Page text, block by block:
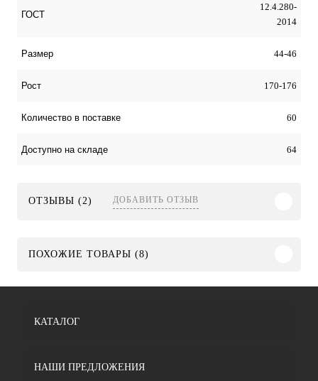
ГОСТ
12.4.280-
2014
Размер 44-46
Рост 170-176
Количество в поставке 60
Доступно на складе 64
ОТЗЫВЫ (2) ДОБАВИТЬ ОТЗЫВ
ПОХОЖИЕ ТОВАРЫ (8)
КАТАЛОГ
НАШИ ПРЕДЛОЖЕНИЯ